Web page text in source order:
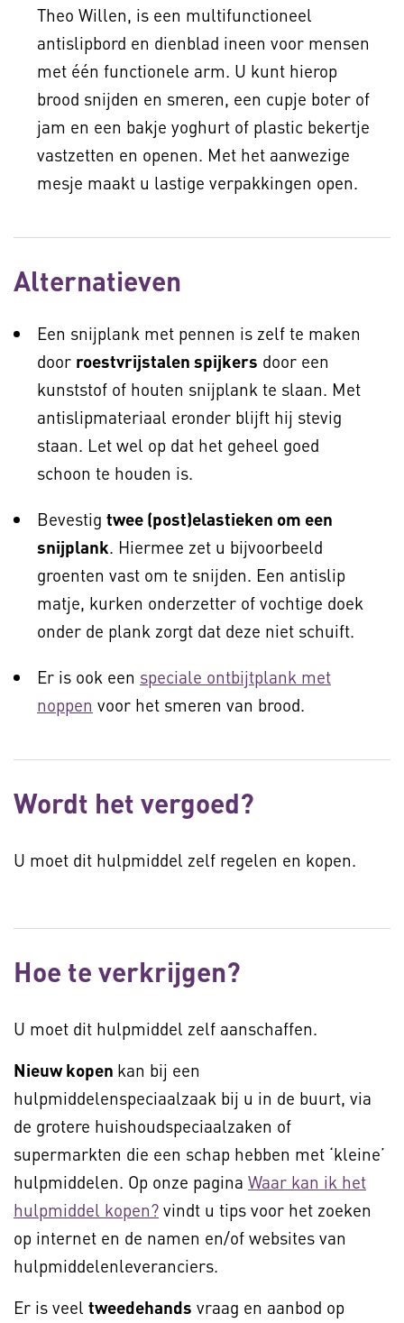
Theo Willen, is een multifunctioneel
antislipbord en dienblad ineen voor mensen
met één functionele arm. U kunt hierop
brood snijden en smeren, een cupje boter of
jam en een bakje yoghurt of plastic bekertje
vastzetten en openen. Met het aanwezige
mesje maakt u lastige verpakkingen open.
Alternatieven
Een snijplank met pennen is zelf te maken
door roestvrijstalen spijkers door een
kunststof of houten snijplank te slaan. Met
antislipmateriaal eronder blijft hij stevig
staan. Let wel op dat het geheel goed
schoon te houden is.
Bevestig twee (post)elastieken om een
snijplank. Hiermee zet u bijvoorbeeld
groenten vast om te snijden. Een antislip
matje, kurken onderzetter of vochtige doek
onder de plank zorgt dat deze niet schuift.
Er is ook een speciale ontbijtplank met
noppen voor het smeren van brood.
Wordt het vergoed?
U moet dit hulpmiddel zelf regelen en kopen.
Hoe te verkrijgen?
U moet dit hulpmiddel zelf aanschaffen.
Nieuw kopen kan bij een
hulpmiddelenspeciaalzaak bij u in de buurt, via
de grotere huishoudspeciaalzaken of
supermarkten die een schap hebben met ‘kleine’
hulpmiddelen. Op onze pagina Waar kan ik het
hulpmiddel kopen? vindt u tips voor het zoeken
op internet en de namen en/of websites van
hulpmiddelenleveranciers.
Er is veel tweedehands vraag en aanbod op